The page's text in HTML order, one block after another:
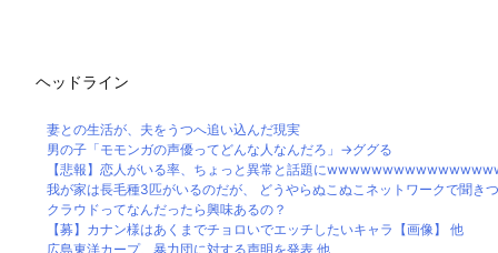
ヘッドライン
妻との生活が、夫をうつへ追い込んだ現実
男の子「モモンガの声優ってどんな人なんだろ」→ググる
【悲報】恋人がいる率、ちょっと異常と話題に
我が家は長毛種3匹がいるのだが、 どうやらぬこぬこネットワークで聞き
クラウドってなんだったら興味あるの？
【募】カナン様はあくまでチョロいでエッチしたいキャラ【画像】 他
広島東洋カープ、暴力団に対する声明を発表 他